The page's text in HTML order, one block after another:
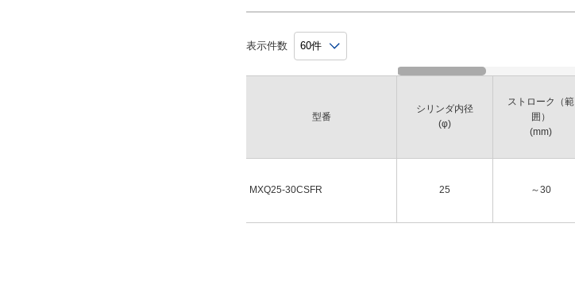
表示件数
型番
MXQ25-30CSFR
シリンダ内径
(φ)
ストローク（範
囲）
(mm)
25 ～30